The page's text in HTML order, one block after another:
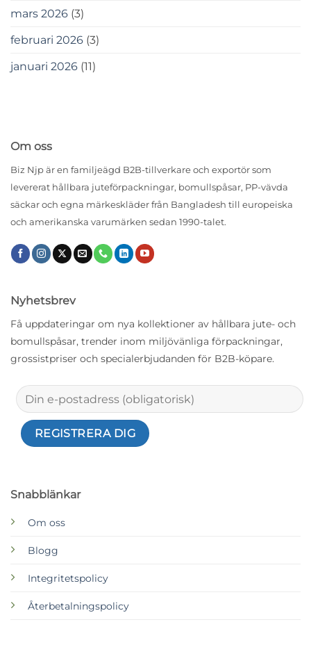
mars 2026 (3)
februari 2026 (3)
januari 2026 (11)
Om oss
Biz Njp är en familjeägd B2B-tillverkare och exportör som
levererat hållbara juteförpackningar, bomullspåsar, PP-vävda
säckar och egna märkeskläder från Bangladesh till europeiska
och amerikanska varumärken sedan 1990-talet.
Snabblänkar
Om oss
Blogg
Integritetspolicy
Återbetalningspolicy
Nyhetsbrev
Få uppdateringar om nya kollektioner av hållbara jute- och
bomullspåsar, trender inom miljövänliga förpackningar,
grossistpriser och specialerbjudanden för B2B-köpare.